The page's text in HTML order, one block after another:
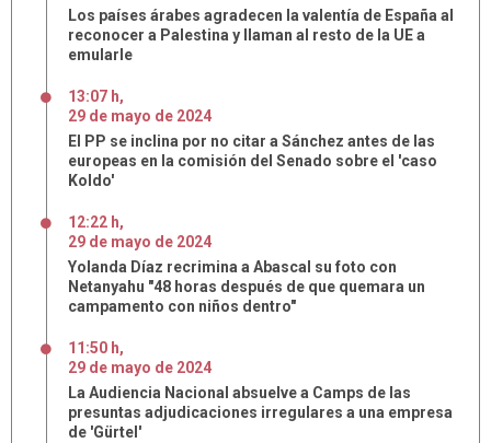
Los países árabes agradecen la valentía de España al
reconocer a Palestina y llaman al resto de la UE a
emularle
13:07 h,
29 de mayo de 2024
El PP se inclina por no citar a Sánchez antes de las
europeas en la comisión del Senado sobre el 'caso
Koldo'
12:22 h,
29 de mayo de 2024
Yolanda Díaz recrimina a Abascal su foto con
Netanyahu "48 horas después de que quemara un
campamento con niños dentro"
11:50 h,
29 de mayo de 2024
La Audiencia Nacional absuelve a Camps de las
presuntas adjudicaciones irregulares a una empresa
de 'Gürtel'